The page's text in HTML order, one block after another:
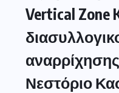
Vertical Zone
Νεστόριο